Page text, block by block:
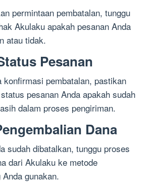
permintaan pembatalan, tunggu
Akulaku apakah pesanan Anda
atau tidak.
Pesanan
konfirmasi pembatalan, pastikan
pesanan Anda apakah sudah
dalam proses pengiriman.
Dana
sudah dibatalkan, tunggu proses
dari Akulaku ke metode
gunakan.